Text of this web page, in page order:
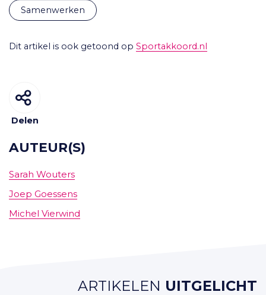
samenwerken
Dit artikel is ook getoond op Sportakkoord.nl
Delen
AUTEUR(S)
Sarah Wouters
Joep Goessens
Michel Vierwind
ARTIKELEN UITGELICHT